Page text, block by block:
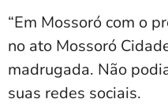
“Em Mossoró com o
no ato Mossoró
madrugada. Não
suas redes sociais.